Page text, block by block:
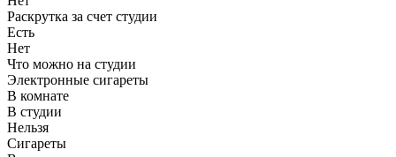
Раскрутка за счет студии
Есть
Нет
Что можно на студии
Электронные сигареты
В комнате
В студии
Нельзя
Сигареты